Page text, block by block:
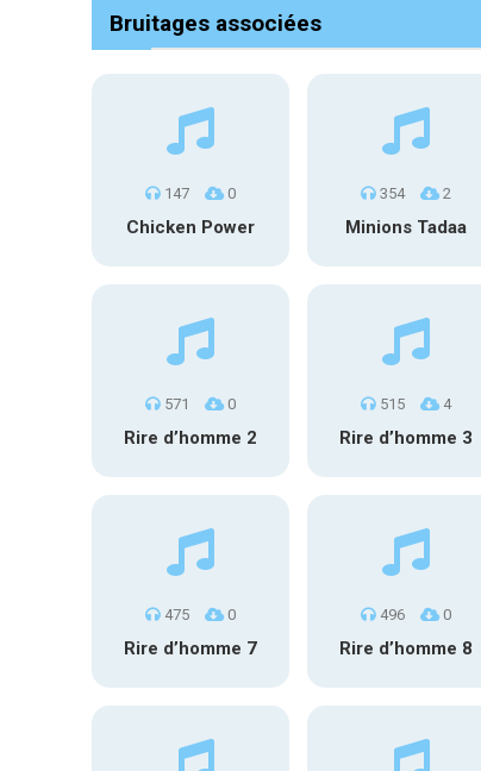
Bruitages associées
147 0
Chicken Power
354 2
Minions Tadaa
571 0
Rire d’homme 2
515 4
Rire d’homme 3
475 0
Rire d’homme 7
496 0
Rire d’homme 8